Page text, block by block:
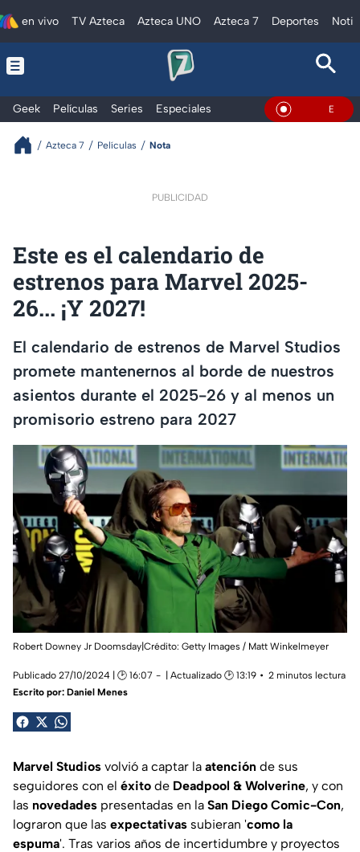
en vivo TV Azteca Azteca UNO Azteca 7 Deportes
Geek Películas Series Especiales En Vivo
Azteca 7 Películas Nota
PUBLICIDAD
Este es el calendario de
estrenos para Marvel 2025-
26... ¡Y 2027!
El calendario de estrenos de Marvel Studios
promete mantenernos al borde de nuestros
asientos durante el 2025-26 y al menos un
promisorio estreno para 2027
Robert Downey Jr Doomsday|Crédito: Getty Images / Matt Winkelmeyer
Publicado 27/10/2024 | 🕑 16:07 | Actualizado 🕑 13:19
2 minutos lectura
Escrito por: Daniel Menes
Marvel Studios volvió a captar la atención de sus
seguidores con el éxito de Deadpool & Wolverine, y con
las novedades presentadas en la San Diego Comic-Con,
lograron que las expectativas subieran 'como la
espuma'. Tras varios años de incertidumbre y proyectos